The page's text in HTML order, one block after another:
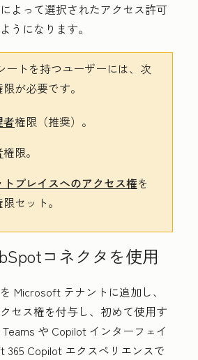
よって選択されたアクセス許可
うになります。
ートを持つユーザーには、次
が必要です。
者権限（推奨）。
権限。
プレイスへのアクセス権を
セット。
コネクタを使用
Microsoft テナントに追加し、
セス権を付与し、初めて使用す
や Copilot インターフェイ
365 Copilot エクスペリエンスで